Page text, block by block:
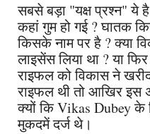
सबसे बड़ा "यक्ष प्रश्न" ये
कहां गुम हो गई ? घातक
किसके नाम पर है ? क्या
लाइसेंस लिया था ? या
राइफल को विकास ने
राइफल थी तो आखिर
क्यों कि Vikas Dubey के
मुकदमें दर्ज थे।